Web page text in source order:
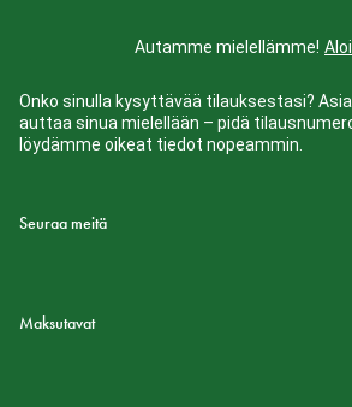
Autamme mielellämme!
Onko sinulla kysyttävää tilauksestasi?
auttaa sinua mielellään – pidä
löydämme oikeat tiedot nopeammin.
Seuraa meitä
Maksutavat